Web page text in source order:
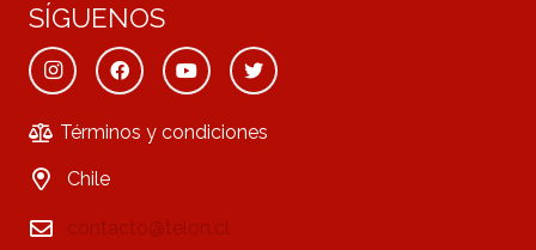
SÍGUENOS
Términos y condiciones
Chile
contacto@telon.cl